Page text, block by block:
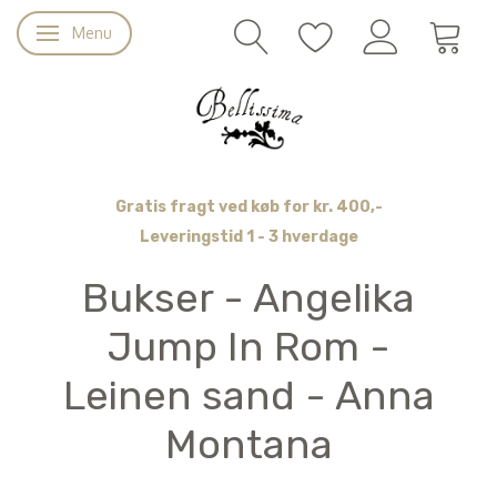
Skifte navigation
Menu
Gratis fragt ved køb for kr. 400,-
Leveringstid 1 - 3 hverdage
Bukser - Angelika
Jump In Rom -
Leinen sand - Anna
Montana